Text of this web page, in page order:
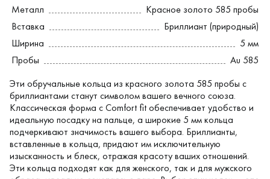
Металл
Красное золото 585 пробы
Вставка
Бриллиант (природный)
Ширина
5 мм
Пробы
Au 585
Эти обручальные кольца из красного золота 585 пробы с
бриллиантами станут символом вашего вечного союза.
Классическая форма с Comfort fit обеспечивает удобство и
идеальную посадку на пальце, а широкие 5 мм кольца
подчеркивают значимость вашего выбора. Бриллианты,
вставленные в кольца, придают им исключительную
изысканность и блеск, отражая красоту ваших отношений.
Эти кольца подходят как для женского, так и для мужского